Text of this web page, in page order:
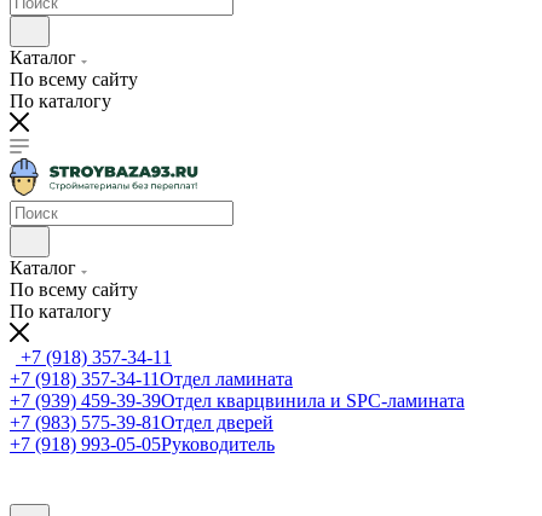
Каталог
По всему сайту
По каталогу
Каталог
По всему сайту
По каталогу
+7 (918) 357-34-11
+7 (918) 357-34-11Отдел ламината
+7 (939) 459-39-39Отдел кварцвинила и SPC-ламината
+7 (983) 575-39-81Отдел дверей
+7 (918) 993-05-05Руководитель